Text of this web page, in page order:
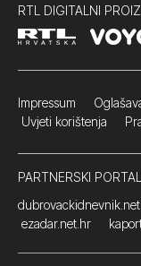
RTL DIGITALNI
Impressum
Uvjeti korištenja
PARTNERSKI
ezadar.net.hr